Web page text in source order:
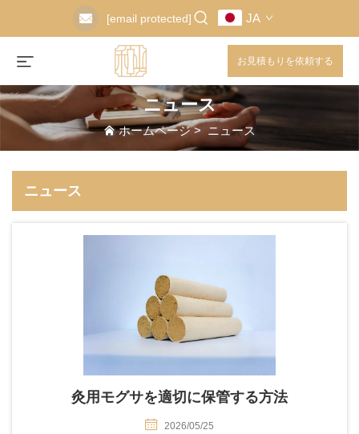
[email protected] JA
お見積もりを依頼する
ニュース
ホームページ> ニュース
ニュース
灸用モグサを適切に保管する方法
2026/05/25